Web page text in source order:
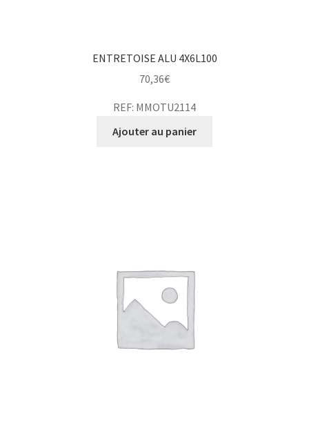
ENTRETOISE ALU 4X6L100
70,36€
REF: MMOTU2114
Ajouter au panier